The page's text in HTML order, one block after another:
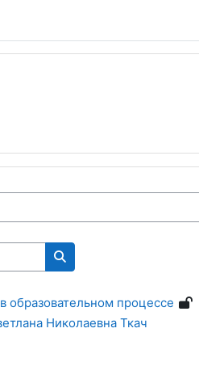
Kurse suchen
процессе
Николаевна Ткач